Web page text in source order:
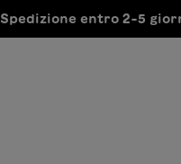
Spedizione entro 2-5